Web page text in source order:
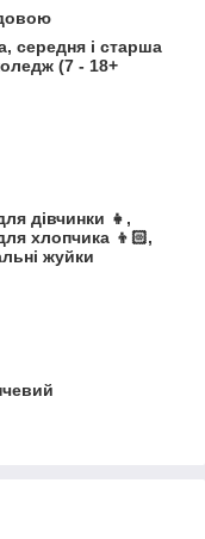
середня і старша
(7 - 18+
дівчинки 👧,
хлопчика 👦🏻,
жуйки